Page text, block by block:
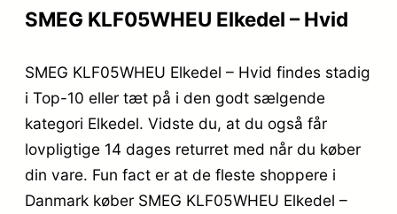
SMEG KLF05WHEU Elkedel – Hvid
SMEG KLF05WHEU Elkedel – Hvid findes stadig
i Top-10 eller tæt på i den godt sælgende
kategori Elkedel. Vidste du, at du også får
lovpligtige 14 dages returret med når du køber
din vare. Fun fact er at de fleste shoppere i
Danmark køber SMEG KLF05WHEU Elkedel –